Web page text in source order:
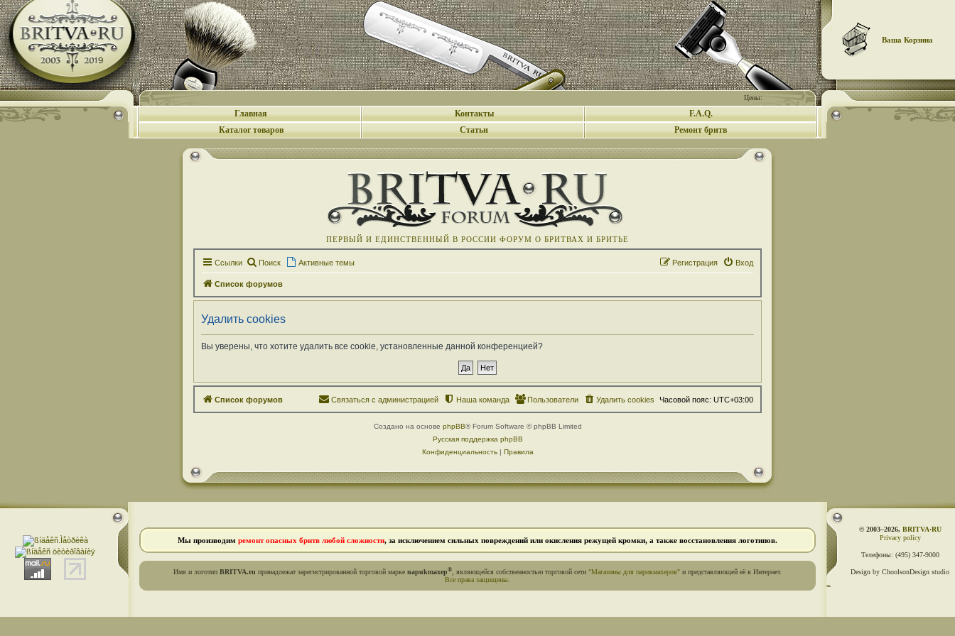
Цены:
Ваша Корзина
Главная Контакты
F.A.Q.
Каталог товаров
Статьи Ремонт бритв
ПЕРВЫЙ И ЕДИНСТВЕННЫЙ В РОССИИ ФОРУМ О БРИТВАХ И БРИТЬЕ
Ссылки Поиск Активные темы Вход
Регистрация
Список форумов
Удалить cookies
Вы уверены, что хотите удалить все cookie, установленные данной конференцией?
Список форумов Часовой пояс: UTC+03:00
Удалить cookies
Пользователи
Наша команда
Связаться с администрацией
Создано на основе phpBB® Forum Software © phpBB Limited
Русская поддержка phpBB
Конфиденциальность| Правила
Мы производим ремонт опасных бритв любой сложности, за исключением сильных повреждений или окисления режущей кромки, а также восстановления логотипов.
Имя и логотип BRITVA.ru принадлежат зарегистрированной торговой марке napukmaxep® , являющейся собственностью торговой сети "Магазины для парикмахеров" и представляющей её в Интернет.
Все права защищены
© 2003–2026, BRITVA·RU
Privacy policy
Телефоны: (495) 347-9000
Design by ChoolsonDesign studio